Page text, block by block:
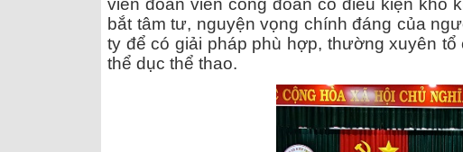
viên đoàn viên công đoàn có điều kiện khó
bắt tâm tư, nguyện vọng chính đáng của
ty để có giải pháp phù hợp, thường xuyên
thể dục thể thao.